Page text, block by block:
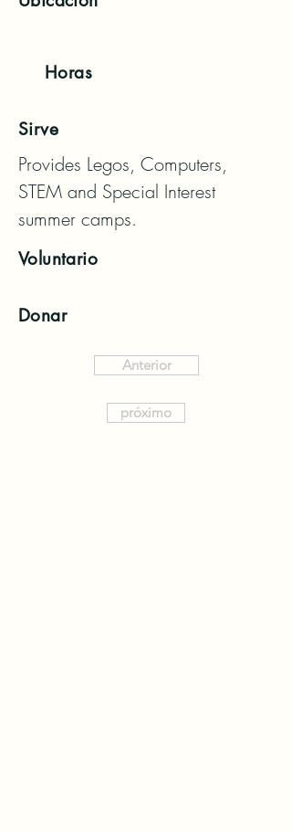
Horas
Sirve
Provides Legos, Computers,
STEM and Special Interest
summer camps.
Voluntario
Donar
Anterior
próximo